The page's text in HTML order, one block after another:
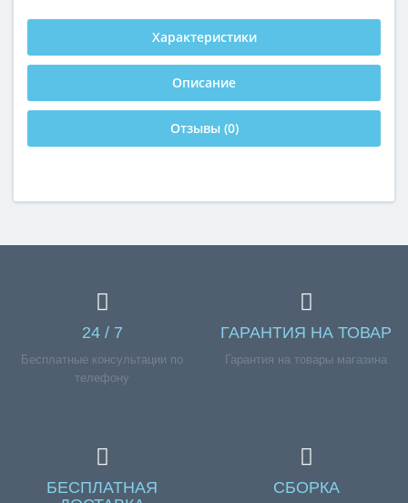
Характеристики
Описание
Отзывы (0)
24 / 7
Бесплатные консультации по
телефону
ГАРАНТИЯ НА ТОВАР
Гарантия на товары магазина
БЕСПЛАТНАЯ
СБОРКА